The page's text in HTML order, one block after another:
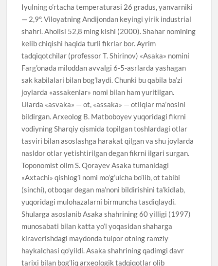
Iyulning o’rtacha temperaturasi 26 gradus, yanvarniki
— 2,9°. Viloyatning Andijondan keyingi yirik industrial
shahri. Aholisi 52,8 ming kishi (2000). Shahar nomining
kelib chiqishi haqida turli fikrlar bor. Ayrim
tadqiqotchilar (professor T. Shirinov) «Asaka» nomini
Farg’onada miloddan avvalgi 6-5-asrlarda yashagan
sak kabilalari bilan bog’laydi. Chunki bu qabila ba’zi
joylarda «assakenlar» nomi bilan ham yuritilgan.
Ularda «asvaka» — ot, «assaka» — otliqlar ma’nosini
bildirgan. Arxeolog B. Matboboyev yuqoridagi fikrni
vodiyning Sharqiy qismida topilgan toshlardagi otlar
tasviri bilan asoslashga harakat qilgan va shu joylarda
nasldor otlar yetishtirilgan degan fikrni ilgari surgan.
Toponomist olim S. Qorayev Asaka tumanidagi
«Axtachi» qishlog’i nomi mo’g’ulcha bo’lib, ot tabibi
(sinchi), otboqar degan ma’noni bildirishini ta’kidlab,
yuqoridagi mulohazalarni birmuncha tasdiqlaydi.
Shularga asoslanib Asaka shahrining 60 yilligi (1997)
munosabati bilan katta yo’l yoqasidan shaharga
kiraverishdagi maydonda tulpor otning ramziy
haykalchasi qo’yildi. Asaka shahrining qadimgi davr
tarixi bilan bog’liq arxeologik tadqiqotlar olib